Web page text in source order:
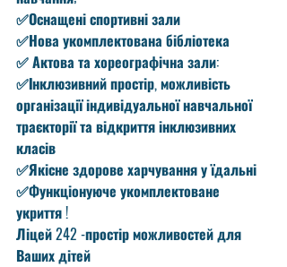
✅Оснащені спортивні зали
✅Нова укомплектована бібліотека
✅ Актова та хореографічна зали:
✅Інклюзивний простір, можливість
організації індивідуальної навчальної
траєкторії та відкриття інклюзивних
класів
✅Якісне здорове харчування у їдальні
✅Функціонуюче укомплектоване
укриття !
Ліцей 242 -простір можливостей для
Ваших дітей